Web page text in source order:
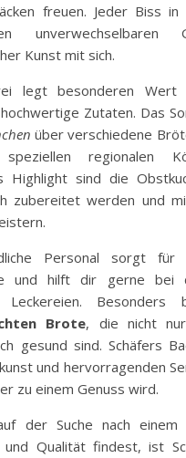
freuen. Jeder Biss
unverwechselbaren
Kunst mit sich.
legt besonderen Wert
Zutaten. Das
über verschiedene
regionalen
Highlight sind die
zubereitet werden und
Personal sorgt für
und hilft dir gerne bei
Leckereien.
Brote, die nicht
gesund sind. Schäfers
und hervorragenden
zu einem Genuss wird.
der Suche nach
und Qualität findest, ist